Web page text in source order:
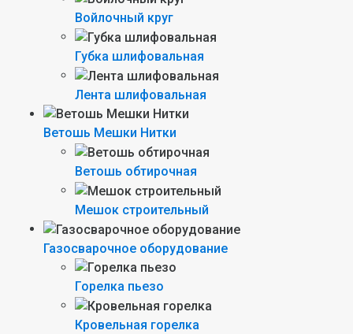
Войлочный круг
Губка шлифовальная
Лента шлифовальная
Ветошь Мешки Нитки
Ветошь обтирочная
Мешок строительный
Газосварочное оборудование
Горелка пьезо
Кровельная горелка